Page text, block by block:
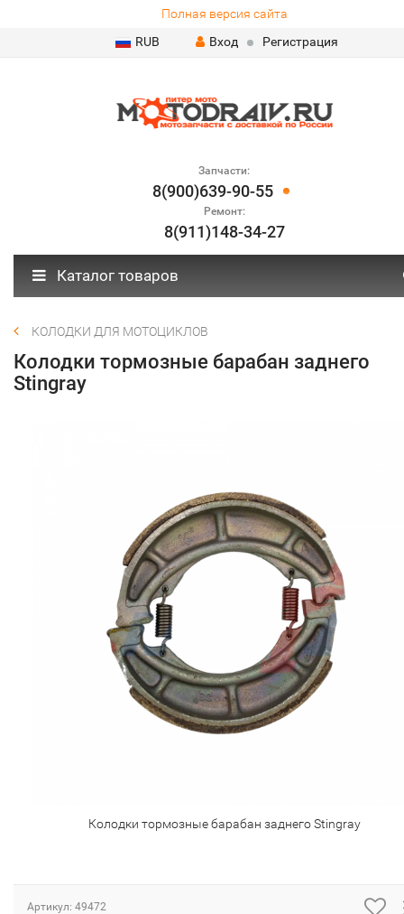
Полная версия сайта
RUB
Вход Регистрация
Запчасти:
8(900)639-90-55
Ремонт:
8(911)148-34-27
Каталог товаров
КОЛОДКИ ДЛЯ МОТОЦИКЛОВ
Колодки тормозные барабан заднего
Stingray
Колодки тормозные барабан заднего Stingray
Артикул: 49472